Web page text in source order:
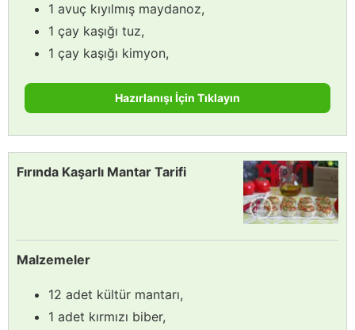
1 avuç kıyılmış maydanoz,
1 çay kaşığı tuz,
1 çay kaşığı kimyon,
Hazırlanışı İçin Tıklayın
Fırında Kaşarlı Mantar Tarifi
Malzemeler
12 adet kültür mantarı,
1 adet kırmızı biber,